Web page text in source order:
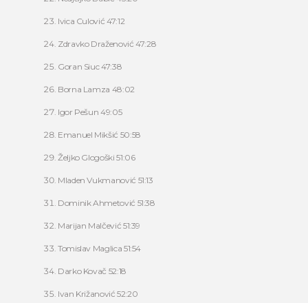
Ivica Culović 47:12
Zdravko Draženović 47:28
Goran Siuc 47:38
Borna Lamza 48:02
Igor Pešun 49:05
Emanuel Mikšić 50:58
Željko Glogoški 51:06
Mladen Vukmanović 51:13
Dominik Ahmetović 51:38
Marijan Malčević 51:39
Tomislav Maglica 51:54
Darko Kovač 52:18
Ivan Križanović 52:20